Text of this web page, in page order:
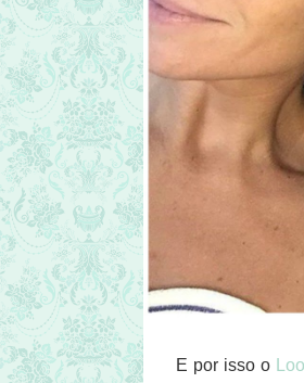
E por isso o